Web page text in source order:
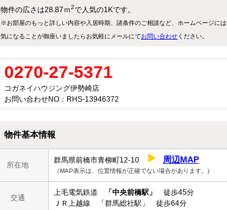
物件の広さは28.87ｍ2で人気の1Kです。
※お部屋のもっと詳しい内容や入居時期、諸条件のご相談など、ホームページに
気になることが御座いましたらお気軽にメールにてお問い合わせください。
0270-27-5371
コガネイハウジング伊勢崎店
お問い合わせNO：RHS-13946372
物件基本情報
所在地
群馬県前橋市青柳町12-10 周辺MAP
（MAP表示は、位置情報が正確でない場合があります。)
交通
上毛電気鉄道 「中央前橋駅」
徒歩45分
ＪＲ上越線 「群馬総社駅」 徒歩64分